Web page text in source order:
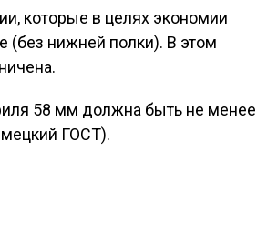
которые в целях экономии
(без нижней полки). В этом
58 мм должна быть не менее
ГОСТ).